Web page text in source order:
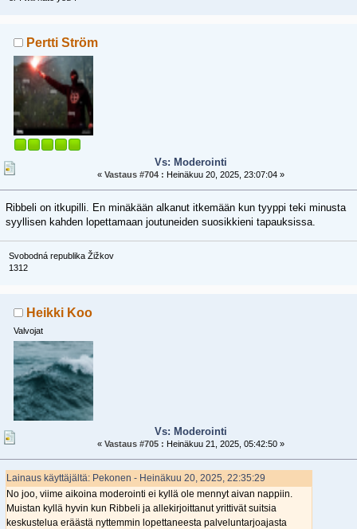
Pertti Ström
Vs: Moderointi
« Vastaus #704 : Heinäkuu 20, 2025, 23:07:04 »
Ribbeli on itkupilli. En minäkään alkanut itkemään kun tyyppi teki minusta
syyllisen kahden lopettamaan joutuneiden suosikkieni tapauksissa.
Svobodná republika Žižkov
1312
Heikki Koo
Valvojat
Vs: Moderointi
« Vastaus #705 : Heinäkuu 21, 2025, 05:42:50 »
Lainaus käyttäjältä: Pekonen - Heinäkuu 20, 2025, 22:35:29
No joo, viime aikoina moderointi ei kyllä ole mennyt aivan nappiin.
Muistan kyllä hyvin kun Ribbeli ja allekirjoittanut yrittivät suitsia
keskustelua eräästä nyttemmin lopettaneesta palveluntarjoajasta